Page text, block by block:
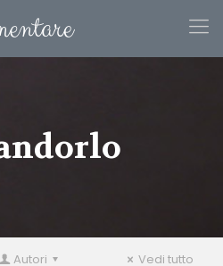
Autori Vedi tutto